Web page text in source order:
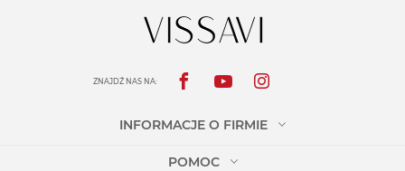
ZNAJDŹ NAS NA:
INFORMACJE O FIRMIE
POMOC